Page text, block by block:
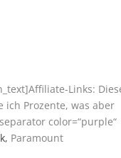
Links:
ich Prozente, was aber
color=“purple“
Paramount